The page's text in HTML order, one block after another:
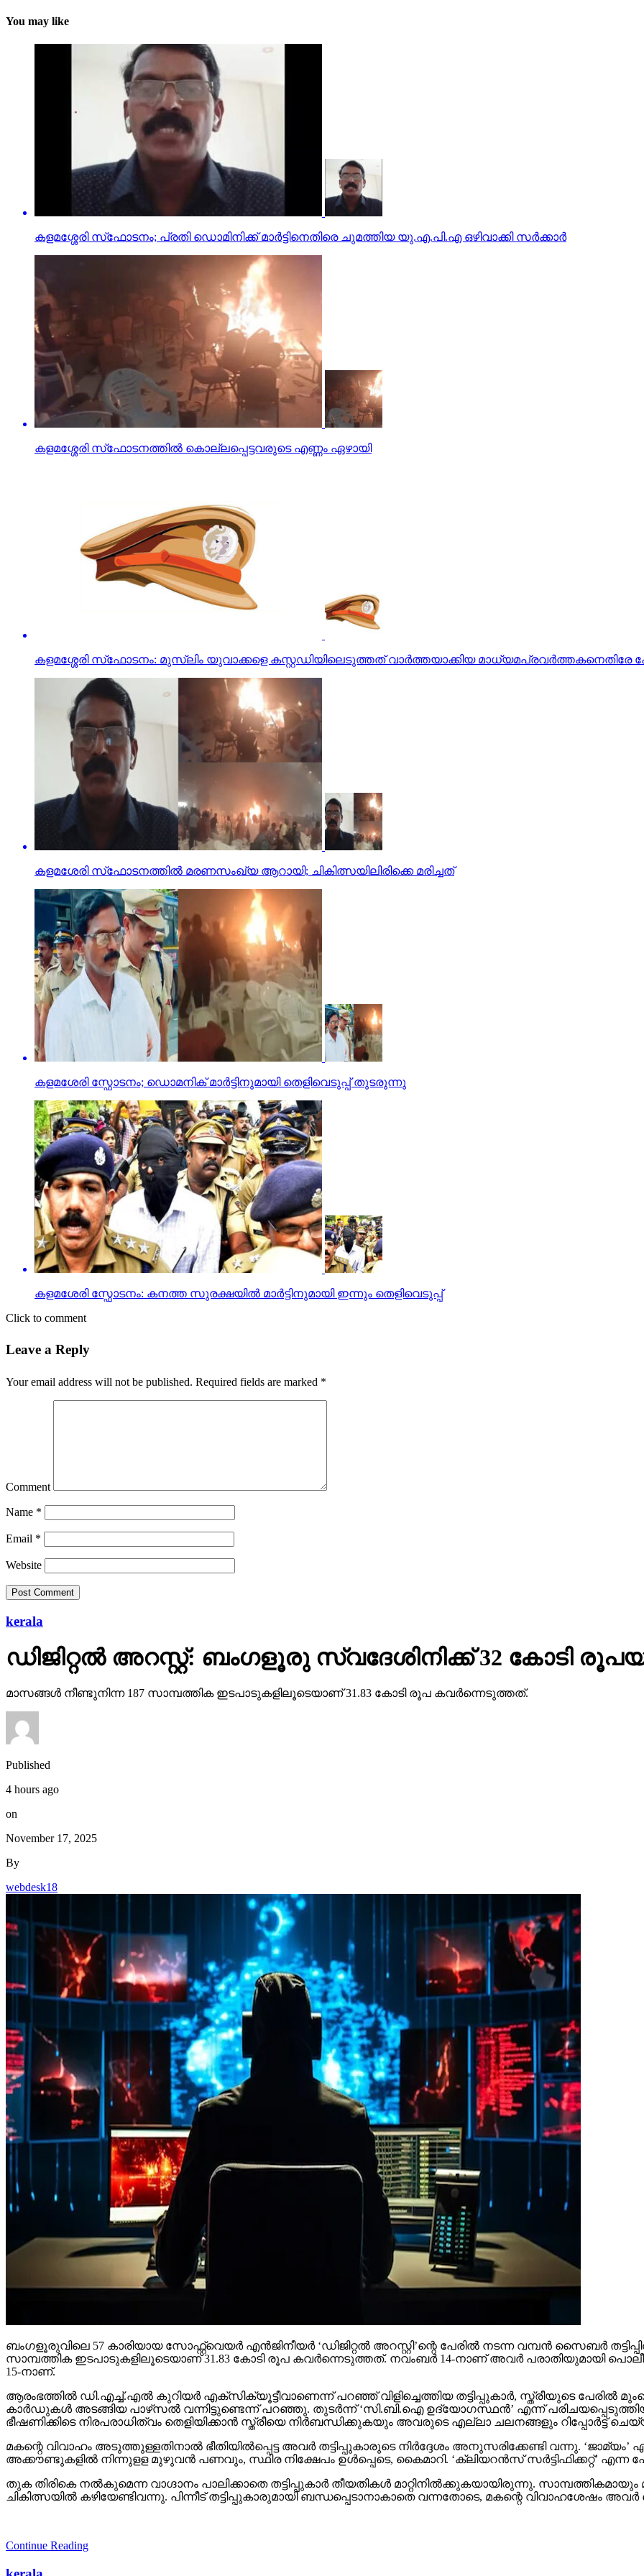
You may like
കളമശ്ശേരി സ്‌ഫോടനം; പ്രതി ഡൊമിനിക്ക് മാര്‍ട്ടിനെതിരെ ചുമത്തിയ യു.എ.പി.എ ഒഴിവാക്കി സര്‍ക്കാര്‍
കളമശ്ശേരി സ്‌ഫോടനത്തിൽ കൊല്ലപ്പെട്ടവരുടെ എണ്ണം ഏഴായി
കളമശ്ശേരി സ്‌ഫോടനം: മുസ്‌ലിം യുവാക്കളെ കസ്റ്റഡിയിലെടുത്തത് വാര്‍ത്തയാക്കിയ മാധ്യമപ്രവര്‍ത്തകനെതിരേ
കളമശേരി സ്‌ഫോടനത്തില്‍ മരണസംഖ്യ ആറായി; ചികിത്സയിലിരിക്കെ മരിച്ചത്
കളമശേരി സ്ഫോടനം; ഡൊമനിക് മാര്‍ട്ടിനുമായി തെളിവെടുപ്പ് തുടരുന്നു
കളമശേരി സ്ഫോടനം: കനത്ത സുരക്ഷയില്‍ മാര്‍ട്ടിനുമായി ഇന്നും തെളിവെടുപ്പ്
Click to comment
Leave a Reply
Your email address will not be published. Required fields are marked *
Comment
Name *
Email *
Website
kerala
ഡിജിറ്റല്‍ അറസ്റ്റ്: ബംഗളൂരു സ്വദേശിനിക്ക് 32 കോടി
മാസങ്ങള്‍ നീണ്ടുനിന്ന 187 സാമ്പത്തിക ഇടപാടുകളിലൂടെയാണ് 31.83 കോടി രൂപ കവര്‍ന്നെടുത്തത്.
Published
4 hours ago
on
November 17, 2025
By
webdesk18
ബംഗളൂരുവിലെ 57 കാരിയായ സോഫ്റ്റ്വെയര്‍ എന്‍ജിനീയര്‍ ‘ഡിജിറ്റല്‍ അറസ്റ്റി’ന്റെ പേരില്‍ നടന്ന വമ്പന്‍ സൈബര്‍
സാമ്പത്തിക ഇടപാടുകളിലൂടെയാണ് 31.83 കോടി രൂപ കവര്‍ന്നെടുത്തത്. നവംബര്‍ 14-നാണ് അവര്‍ പരാതിയുമായി
15-നാണ്.
ആരംഭത്തില്‍ ഡി.എച്ച്.എല്‍ കുറിയര്‍ എക്‌സിക്യൂട്ടീവാണെന്ന് പറഞ്ഞ് വിളിച്ചെത്തിയ തട്ടിപ്പുകാര്‍, സ്ത്രീയുടെ
കാര്‍ഡുകള്‍ അടങ്ങിയ പാഴ്‌സല്‍ വന്നിട്ടുണ്ടെന്ന് പറഞ്ഞു. തുടര്‍ന്ന് ‘സി.ബി.ഐ ഉദ്യോഗസ്ഥന്‍’ എന്ന് പരിചയപ്പെടുത്തിയ
ഭീഷണിക്കിടെ നിരപരാധിത്വം തെളിയിക്കാന്‍ സ്ത്രീയെ നിര്‍ബന്ധിക്കുകയും അവരുടെ എല്ലാ ചലനങ്ങളും
മകന്റെ വിവാഹം അടുത്തുള്ളതിനാല്‍ ഭീതിയില്‍പ്പെട്ട അവര്‍ തട്ടിപ്പുകാരുടെ നിര്‍ദ്ദേശം അനുസരിക്കേണ്ടി വന്നു.
അക്കൗണ്ടുകളില്‍ നിന്നുളള മുഴുവന്‍ പണവും, സ്ഥിര നിക്ഷേപം ഉള്‍പ്പെടെ, കൈമാറി. ‘ക്ലിയറന്‍സ് സര്‍ട്ടിഫിക്കറ്റ്’ എന്ന
തുക തിരികെ നല്‍കുമെന്ന വാഗ്ദാനം പാലിക്കാതെ തട്ടിപ്പുകാര്‍ തീയതികള്‍ മാറ്റിനില്‍ക്കുകയായിരുന്നു.
ചികിത്സയില്‍ കഴിയേണ്ടിവന്നു. പിന്നീട് തട്ടിപ്പുകാരുമായി ബന്ധപ്പെടാനാകാതെ വന്നതോടെ, മകന്റെ വിവാഹശേഷം
Continue Reading